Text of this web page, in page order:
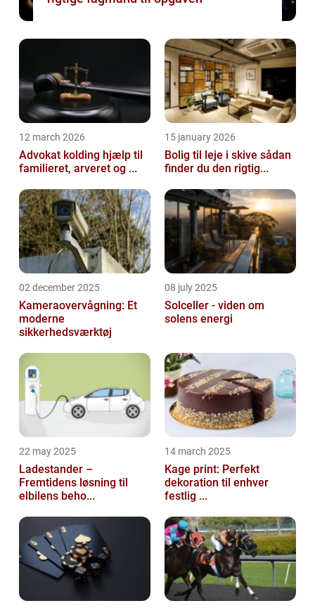
12 march 2026
Advokat kolding hjælp til
familieret, arveret og ...
15 january 2026
Bolig til leje i skive sådan
finder du den rigtig...
02 december 2025
Kameraovervågning: Et
moderne
sikkerhedsværktøj
08 july 2025
Solceller - viden om
solens energi
22 may 2025
Ladestander –
Fremtidens løsning til
elbilens beho...
14 march 2025
Kage print: Perfekt
dekoration til enhver
festlig ...